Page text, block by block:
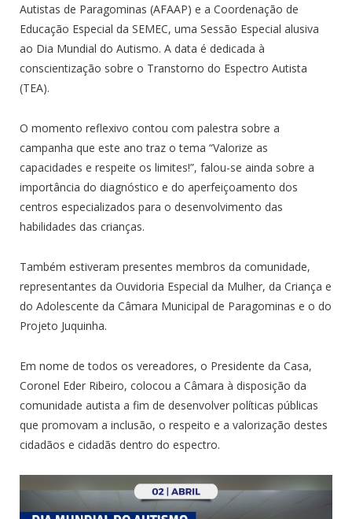
Autistas de Paragominas (AFAAP) e a Coordenação de
Educação Especial da SEMEC, uma Sessão Especial alusiva
ao Dia Mundial do Autismo. A data é dedicada à
conscientização sobre o Transtorno do Espectro Autista
(TEA).
O momento reflexivo contou com palestra sobre a
campanha que este ano traz o tema “Valorize as
capacidades e respeite os limites!”, falou-se ainda sobre a
importância do diagnóstico e do aperfeiçoamento dos
centros especializados para o desenvolvimento das
habilidades das crianças.
Também estiveram presentes membros da comunidade,
representantes da Ouvidoria Especial da Mulher, da Criança e
do Adolescente da Câmara Municipal de Paragominas e o do
Projeto Juquinha.
Em nome de todos os vereadores, o Presidente da Casa,
Coronel Eder Ribeiro, colocou a Câmara à disposição da
comunidade autista a fim de desenvolver políticas públicas
que promovam a inclusão, o respeito e a valorização destes
cidadãos e cidadãs dentro do espectro.